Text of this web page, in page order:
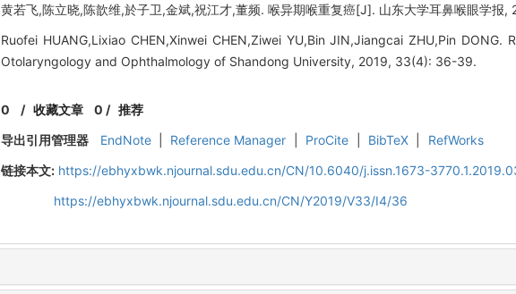
黄若飞,陈立晓,陈歆维,於子卫,金斌,祝江才,董频. 喉异期喉重复癌[J]. 山东大学耳鼻喉眼学
Ruofei HUANG,Lixiao CHEN,Xinwei CHEN,Ziwei YU,Bin JIN,Jiangcai ZHU,Pin
Otolaryngology and Ophthalmology of Shandong University, 2019, 33(4): 36-39.
0 /收藏文章 0 / 推荐
导出引用管理器
EndNote Reference Manager ProCite BibTeX
RefWorks
链接本文: https://ebhyxbwk.njournal.sdu.edu.cn/CN/10.6040/j.issn.1673-
https://ebhyxbwk.njournal.sdu.edu.cn/CN/Y2019/V33/I4/36